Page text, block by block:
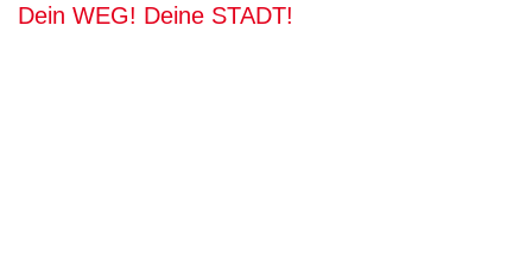
Dein WEG! Deine STADT!